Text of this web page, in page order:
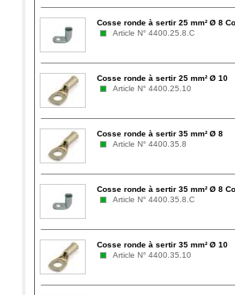
Cosse ronde à sertir 25 mm² Ø 8
Article N° 4400.25.8.C
Cosse ronde à sertir 25 mm² Ø 10
Article N° 4400.25.10
Cosse ronde à sertir 35 mm² Ø 8
Article N° 4400.35.8
Cosse ronde à sertir 35 mm² Ø 8
Article N° 4400.35.8.C
Cosse ronde à sertir 35 mm² Ø 10
Article N° 4400.35.10